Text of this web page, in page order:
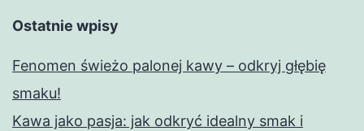
Ostatnie wpisy
Fenomen świeżo palonej kawy – odkryj głębię
smaku!
Kawa jako pasja: jak odkryć idealny smak i